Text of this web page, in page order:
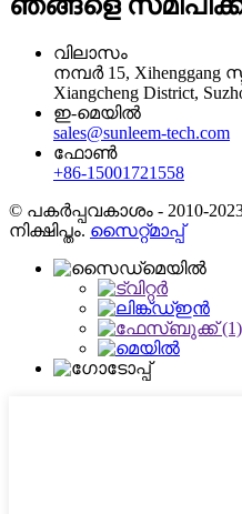
ഞങ്ങളെ
വിലാസം
നമ്പർ 15, Xihenggang
Xiangcheng District,
ഇ-മെയിൽ
sales@sunleem-tech.com
ഫോൺ
+86-15001721558
© പകർപ്പവകാശം - 2010-
നിക്ഷിപ്തം. സൈറ്റ്മാപ്പ്